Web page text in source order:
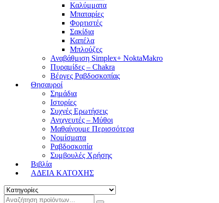
Καλύμματα
Μπαταρίες
Φορτιστές
Σακίδια
Καπέλα
Μπλούζες
Αναβάθμιση Simplex+ NoktaMakro
Πυραμίδες – Chakra
Βέργες Ραβδοσκοπίας
Θησαυροί
Σημάδια
Ιστορίες
Συχνές Ερωτήσεις
Ανιχνευτές – Μύθοι
Μαθαίνουμε Περισσότερα
Νομίσματα
Ραβδοσκοπία
Συμβουλές Χρήσης
Βιβλία
ΑΔΕΙΑ ΚΑΤΟΧΗΣ